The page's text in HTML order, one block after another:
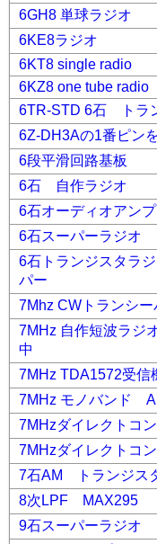
6GH8 単球ラジオ
6KE8ラジオ
6KT8 single radio
6KZ8 one tube radio
6TR-STD 6石 トラ
6Z-DH3Aの1番ピン
6段平滑回路基板
6石 自作ラジオ
6石オーディオアンプ
6石スーパーラジ
6石トランジスタ
パー
7Mhz CWトランシ
7MHz 自作短波ラジ
中
7MHz TDA1572受信
7MHz モノバンド
7MHzダイレクトコ
7MHzダイレクトコ
7石AM トランジス
8次LPF MAX295
9石スーパーラジオ